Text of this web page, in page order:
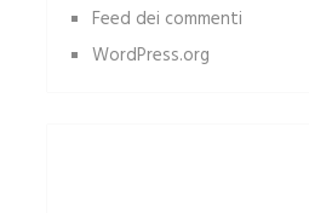
Feed dei commenti
WordPress.org